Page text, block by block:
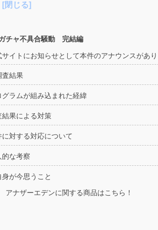
チャ不具合騒動 完結編
サイトにお知らせとして本件のアナウンスがあ
査結果
グラムが組み込まれた経緯
結果による対策
に対する対応について
的な考察
身が今思うこと
アナザーエデンに関する商品はこちら！